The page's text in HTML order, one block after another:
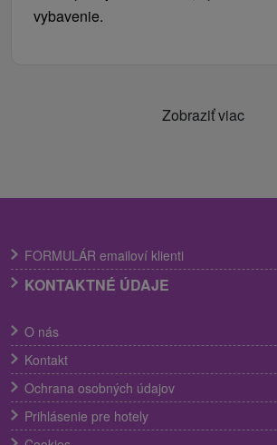
vybavenie.
Zobraziť viac
FORMULÁR emailoví klienti
KONTAKTNÉ ÚDAJE
O nás
Kontakt
Ochrana osobných údajov
Prihlásenie pre hotely